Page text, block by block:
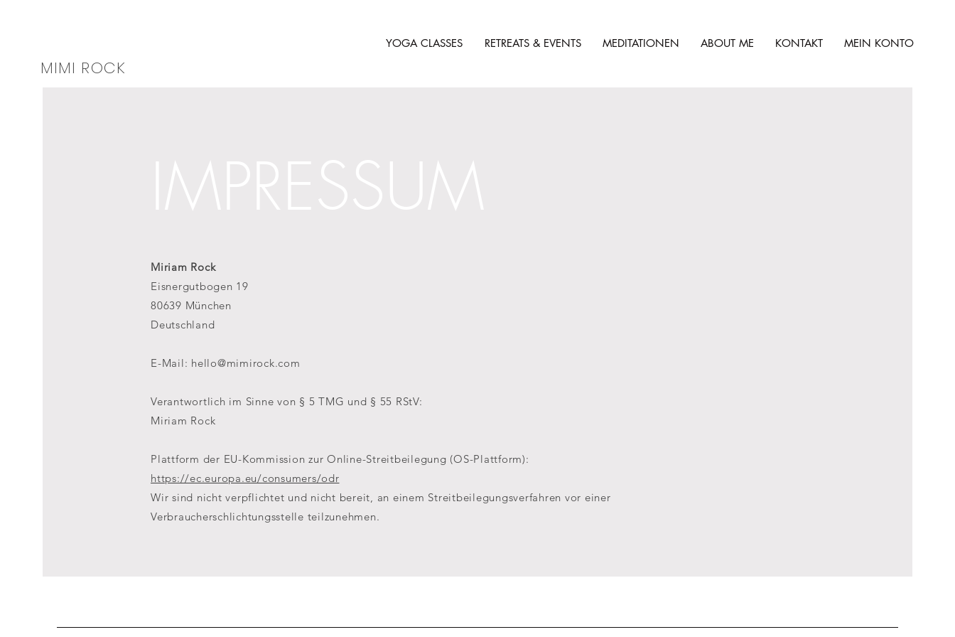
MIMI ROCK
YOGA CLASSES RETREATS & EVENTS MEDITATIONEN ABOUT ME KONTAKT MEIN KONTO
Miriam Rock
Eisnergutbogen 19
80639 München
Deutschland
E-Mail: hello@mimirock.com
Verantwortlich im Sinne von § 5 TMG und § 55 RStV:
Miriam Rock
Plattform der EU-Kommission zur Online-Streitbeilegung (OS-Plattform):
https://ec.europa.eu/consumers/odr
Wir sind nicht verpflichtet und nicht bereit, an einem Streitbeilegungsverfahren vor einer
Verbraucherschlichtungsstelle teilzunehmen.